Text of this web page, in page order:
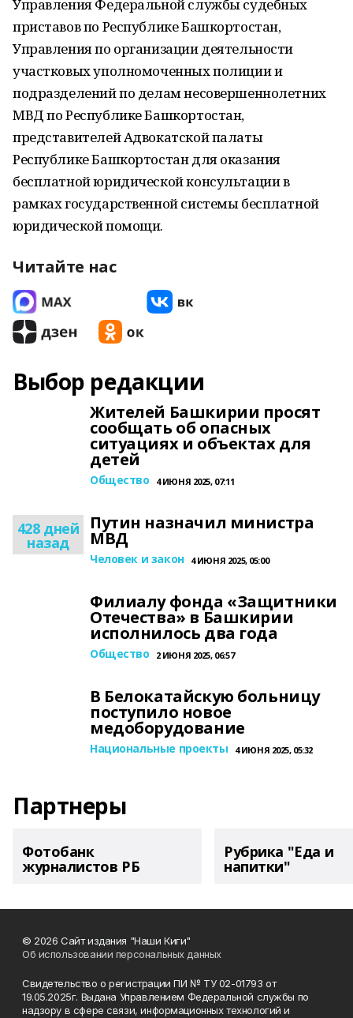
Управления Федеральной службы судебных
приставов по Республике Башкортостан,
Управления по организации деятельности
участковых уполномоченных полиции и
подразделений по делам несовершеннолетних
МВД по Республике Башкортостан,
представителей Адвокатской палаты
Республике Башкортостан для оказания
бесплатной юридической консультации в
рамках государственной системы бесплатной
юридической помощи.
Читайте нас
Выбор редакции
Жителей Башкирии просят
сообщать об опасных
ситуациях и объектах для
детей
Общество 4 ИЮНЯ 2025, 07:11
428 дней
назад
Путин назначил министра
МВД
Человек и закон 4 ИЮНЯ 2025, 05:00
Филиалу фонда «Защитники
Отечества» в Башкирии
исполнилось два года
Общество 2 ИЮНЯ 2025, 06:57
В Белокатайскую больницу
поступило новое
медоборудование
Национальные проекты 4 ИЮНЯ 2025, 05:32
Партнеры
Фотобанк
журналистов РБ
Рубрика "Еда и
напитки"
© 2026 Сайт издания "Наши Киги"
Об использовании персональных данных
Свидетельство о регистрации ПИ № ТУ 02-01793 от
19.05.2025г. Выдана Управлением Федеральной службы по
надзору в сфере связи, информационных технологий и